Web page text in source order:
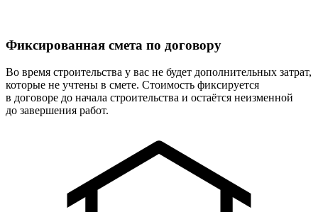
Фиксированная смета по договору
Во время строительства у вас не будет дополнительных затрат,
которые не учтены в смете. Стоимость фиксируется
в договоре до начала строительства и остаётся неизменной
до завершения работ.